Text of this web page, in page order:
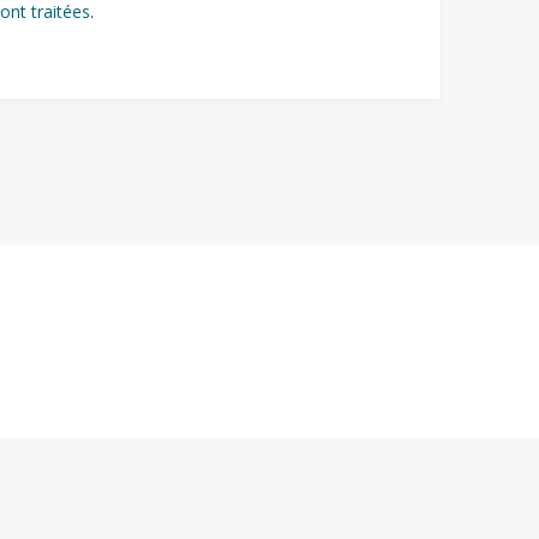
traitées.